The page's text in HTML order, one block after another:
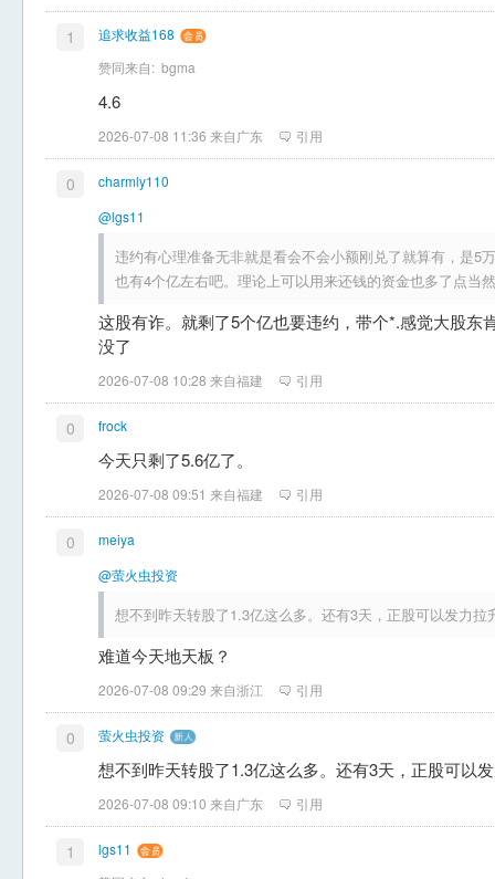
1
追求收益168
赞同来自: bgma
4.6
2026-07-08 11:36 来自广东 引用
0
charmly110
@lgs11
违约有心理准备无非就是看会不会小额刚兑了就算有，是5
也有4个亿左右吧。理论上可以用来还钱的资金也多了点当
这股有诈。就剩了5个亿也要违约，带个*.感觉大股东
没了
2026-07-08 10:28 来自福建 引用
0 frock
今天只剩了5.6亿了。
2026-07-08 09:51 来自福建 引用
0
meiya
@萤火虫投资
想不到昨天转股了1.3亿这么多。还有3天，正股可以发力拉
难道今天地天板？
2026-07-08 09:29 来自浙江 引用
0 萤火虫投资
想不到昨天转股了1.3亿这么多。还有3天，正股可以
2026-07-08 09:10 来自广东 引用
1
lgs11